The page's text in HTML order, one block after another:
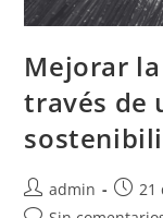
Mejorar
través de
admin 21